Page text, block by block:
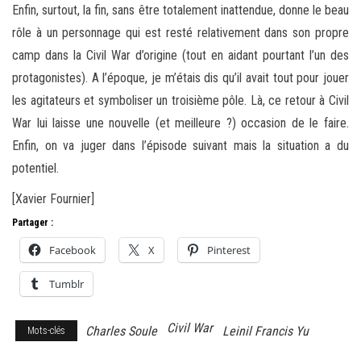
Enfin, surtout, la fin, sans être totalement inattendue, donne le beau
rôle à un personnage qui est resté relativement dans son propre
camp dans la Civil War d’origine (tout en aidant pourtant l’un des
protagonistes). A l’époque, je m’étais dis qu’il avait tout pour jouer
les agitateurs et symboliser un troisième pôle. Là, ce retour à Civil
War lui laisse une nouvelle (et meilleure ?) occasion de le faire.
Enfin, on va juger dans l’épisode suivant mais la situation a du
potentiel.
[Xavier Fournier]
Partager :
Facebook X Pinterest
Tumblr
Mots-clés Charles Soule Civil War
Leinil Francis Yu